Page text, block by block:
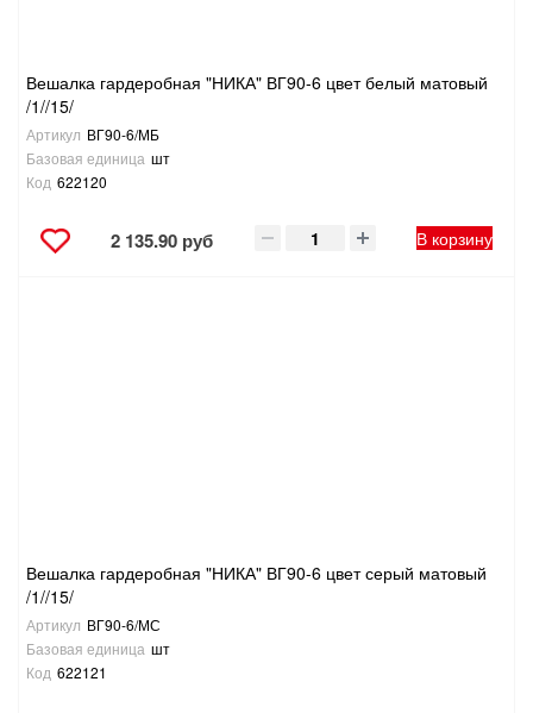
Вешалка гардеробная "НИКА" ВГ90-6 цвет белый матовый
/1//15/
Артикул ВГ90-6/МБ
Базовая единица шт
Код 622120
2 135.90 руб В корзину
Вешалка гардеробная "НИКА" ВГ90-6 цвет серый матовый
/1//15/
Артикул ВГ90-6/МС
Базовая единица шт
Код 622121